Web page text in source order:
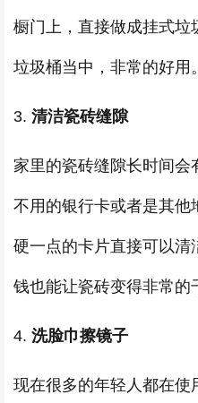
橱门上，直接做成挂式垃
垃圾桶当中，非常的好用。
3. 清洁瓷砖缝隙
家里的瓷砖缝隙长时间会
不用的银行卡或者是其他
硬一点的卡片直接可以清
钱也能让瓷砖变得非常的
4. 洗脸巾擦镜子
现在很多的年轻人都在使